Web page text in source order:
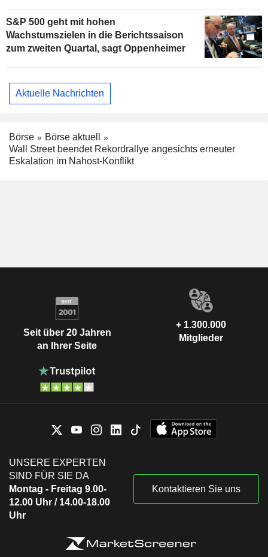
S&P 500 geht mit hohen
Wachstumszielen in die Berichtssaison
zum zweiten Quartal, sagt Oppenheimer
Aktuelle Nachrichten
Börse
Börse aktuell
Wall Street beendet Rekordrallye angesichts erneuter
Eskalation im Nahost-Konflikt
Seit über 20 Jahren
an Ihrer Seite
+ 1.300.000
Mitglieder
UNSERE EXPERTEN
SIND FÜR SIE DA
Montag - Freitag 9.00-
12.00 Uhr / 14.00-18.00
Uhr
Kontaktieren Sie uns